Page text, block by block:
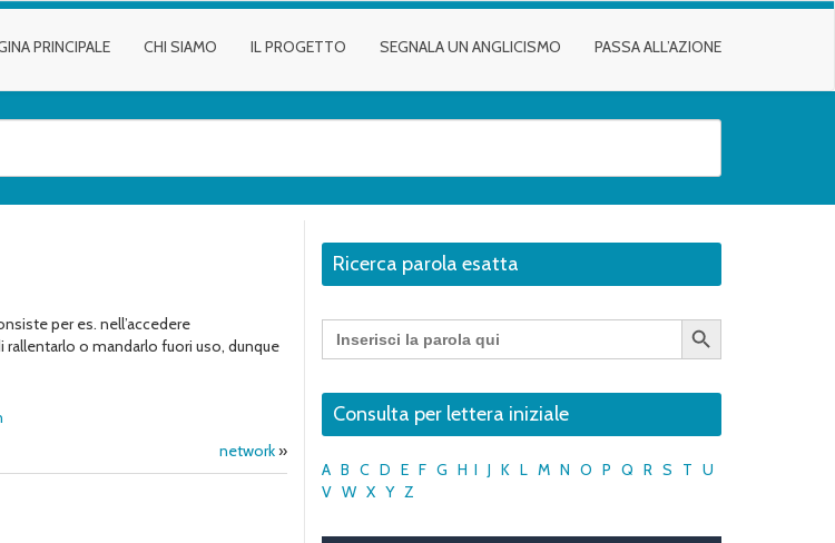
PRINCIPALE CHI SIAMO IL PROGETTO SEGNALA UN ANGLICISMO PASSA ALL’AZIONE
per es. nell’accedere
o mandarlo fuori uso, dunque
network»
Ricerca parola esatta
Search
for:
Search Button
Consulta per lettera iniziale
A B C D E F G H I J K L M N O P Q R S T U
V W X Y Z